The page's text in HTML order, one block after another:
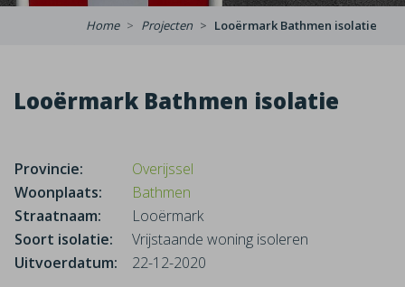
Home Projecten Looërmark Bathmen isolatie
Looërmark Bathmen isolatie
Provincie:
Overijssel
Woonplaats:
Bathmen
Straatnaam:
Looërmark
Soort isolatie:
Vrijstaande woning isoleren
Uitvoerdatum:
22-12-2020